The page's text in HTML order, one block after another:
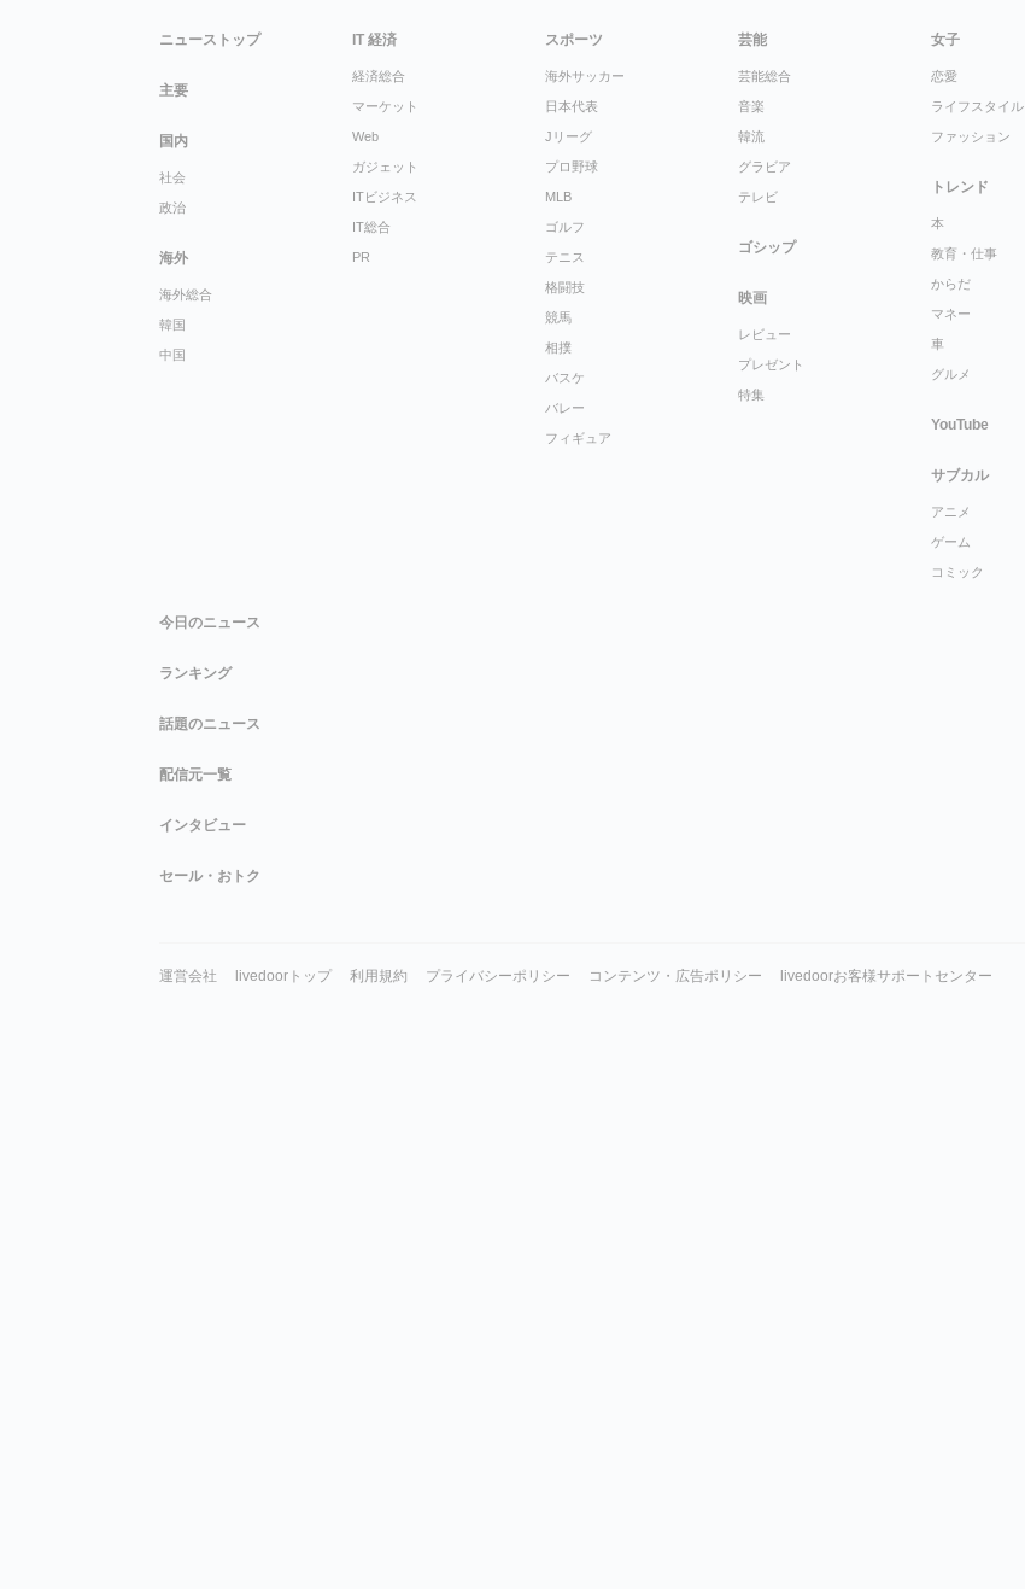
ニューストップ
主要
国内
社会
政治
海外
海外総合
韓国
中国
IT 経済
経済総合
マーケット
Web
ガジェット
ITビジネス
IT総合
PR
スポーツ
海外サッカー
日本代表
Jリーグ
プロ野球
MLB
ゴルフ
テニス
格闘技
競馬
相撲
バスケ
バレー
フィギュア
芸能
芸能総合
音楽
韓流
グラビア
テレビ
ゴシップ
映画
レビュー
プレゼント
特集
女子
恋愛
ライフスタイル
ファッション
トレンド
本
教育・仕事
からだ
マネー
車
グルメ
YouTube
サブカル
アニメ
ゲーム
コミック
今日のニュース
ランキング
話題のニュース
配信元一覧
インタビュー
セール・おトク
運営会社 livedoorトップ 利用規約 プライバシーポリシー コンテンツ・広告ポリシー livedoorお客様サポートセンター